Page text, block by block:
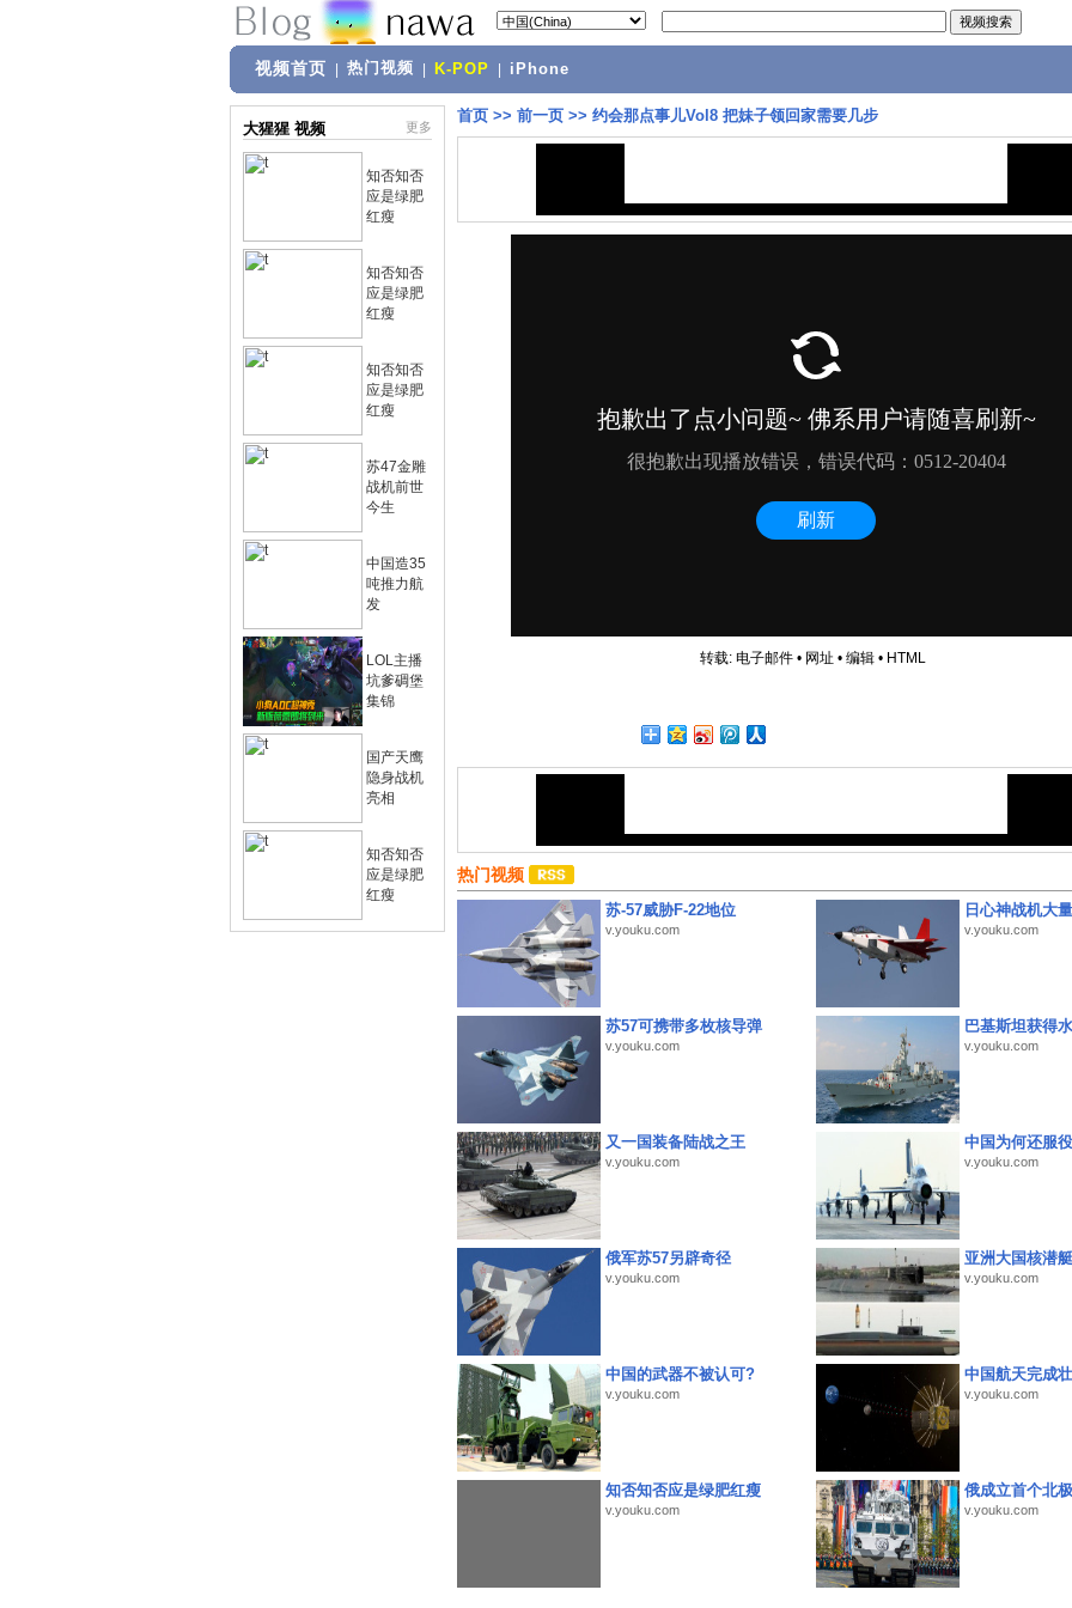
视频首页 热门视频 K-POP iPhone
大猩猩 视频 更多
知否知否
应是绿肥
红瘦
知否知否
应是绿肥
红瘦
知否知否
应是绿肥
红瘦
苏47金雕
战机前世
今生
中国造35
吨推力航
发
LOL主播
坑爹碉堡
集锦
国产天鹰
隐身战机
亮相
知否知否
应是绿肥
红瘦
首页 >> 前一页 >> 约会那点事儿Vol8 把妹子领回家需要几步
转载: 电子邮件• 网址 • 编辑• HTML
热门视频
苏-57威胁F-22地位
v.youku.com
日心神战机大
v.youku.com
苏57可携带多枚核导弹
v.youku.com
巴基斯坦获得
v.youku.com
又一国装备陆战之王
v.youku.com
中国为何还服
v.youku.com
俄军苏57另辟奇径
v.youku.com
亚洲大国核潜
v.youku.com
中国的武器不被认可?
v.youku.com
中国航天完成
v.youku.com
知否知否应是绿肥红瘦
v.youku.com
俄成立首个北
v.youku.com